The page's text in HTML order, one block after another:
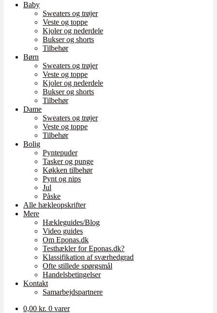
Baby
Sweaters og trøjer
Veste og toppe
Kjoler og nederdele
Bukser og shorts
Tilbehør
Børn
Sweaters og trøjer
Veste og toppe
Kjoler og nederdele
Bukser og shorts
Tilbehør
Dame
Sweaters og trøjer
Veste og toppe
Tilbehør
Bolig
Pyntepuder
Tasker og punge
Køkken tilbehør
Pynt og nips
Jul
Påske
Alle hækleopskrifter
Mere
Hækleguides/Blog
Video guides
Om Eponas.dk
Testhækler for Eponas.dk?
Klassifikation af sværhedgrad
Ofte stillede spørgsmål
Handelsbetingelser
Kontakt
Samarbejdspartnere
0,00 kr. 0 varer